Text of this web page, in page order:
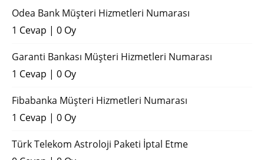
Odea Bank Müşteri Hizmetleri Numarası
1 Cevap | 0 Oy
Garanti Bankası Müşteri Hizmetleri Numarası
1 Cevap | 0 Oy
Fibabanka Müşteri Hizmetleri Numarası
1 Cevap | 0 Oy
Türk Telekom Astroloji Paketi İptal Etme